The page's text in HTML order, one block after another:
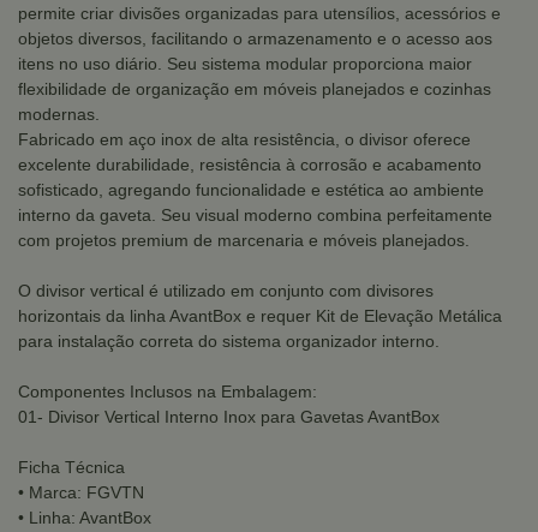
permite criar divisões organizadas para utensílios, acessórios e
objetos diversos, facilitando o armazenamento e o acesso aos
itens no uso diário. Seu sistema modular proporciona maior
flexibilidade de organização em móveis planejados e cozinhas
modernas.
Fabricado em aço inox de alta resistência, o divisor oferece
excelente durabilidade, resistência à corrosão e acabamento
sofisticado, agregando funcionalidade e estética ao ambiente
interno da gaveta. Seu visual moderno combina perfeitamente
com projetos premium de marcenaria e móveis planejados.
O divisor vertical é utilizado em conjunto com divisores
horizontais da linha AvantBox e requer Kit de Elevação Metálica
para instalação correta do sistema organizador interno.
Componentes Inclusos na Embalagem:
01- Divisor Vertical Interno Inox para Gavetas AvantBox
Ficha Técnica
• Marca: FGVTN
• Linha: AvantBox